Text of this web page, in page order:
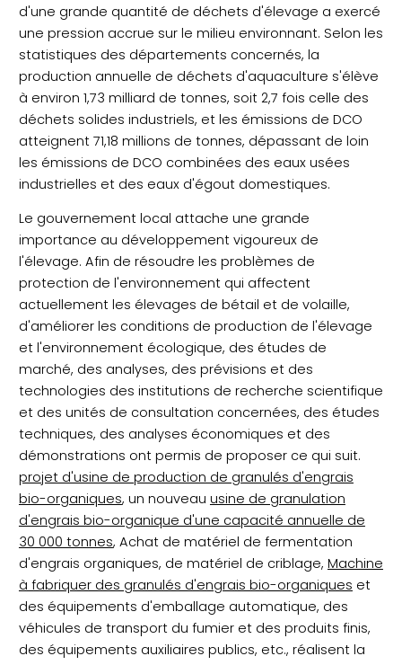
d'une grande quantité de déchets d'élevage a exercé
une pression accrue sur le milieu environnant. Selon les
statistiques des départements concernés, la
production annuelle de déchets d'aquaculture s'élève
à environ 1,73 milliard de tonnes, soit 2,7 fois celle des
déchets solides industriels, et les émissions de DCO
atteignent 71,18 millions de tonnes, dépassant de loin
les émissions de DCO combinées des eaux usées
industrielles et des eaux d'égout domestiques.
Le gouvernement local attache une grande
importance au développement vigoureux de
l'élevage. Afin de résoudre les problèmes de
protection de l'environnement qui affectent
actuellement les élevages de bétail et de volaille,
d'améliorer les conditions de production de l'élevage
et l'environnement écologique, des études de
marché, des analyses, des prévisions et des
technologies des institutions de recherche scientifique
et des unités de consultation concernées, des études
techniques, des analyses économiques et des
démonstrations ont permis de proposer ce qui suit.
projet d'usine de production de granulés d'engrais
bio-organiques, un nouveau usine de granulation
d'engrais bio-organique d'une capacité annuelle de
30 000 tonnes, Achat de matériel de fermentation
d'engrais organiques, de matériel de criblage, Machine
à fabriquer des granulés d'engrais bio-organiques et
des équipements d'emballage automatique, des
véhicules de transport du fumier et des produits finis,
des équipements auxiliaires publics, etc., réalisent la